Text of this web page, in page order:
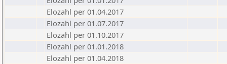
Elozahl per 01.04.2017
Elozahl per 01.07.2017
Elozahl per 01.10.2017
Elozahl per 01.01.2018
Elozahl per 01.04.2018